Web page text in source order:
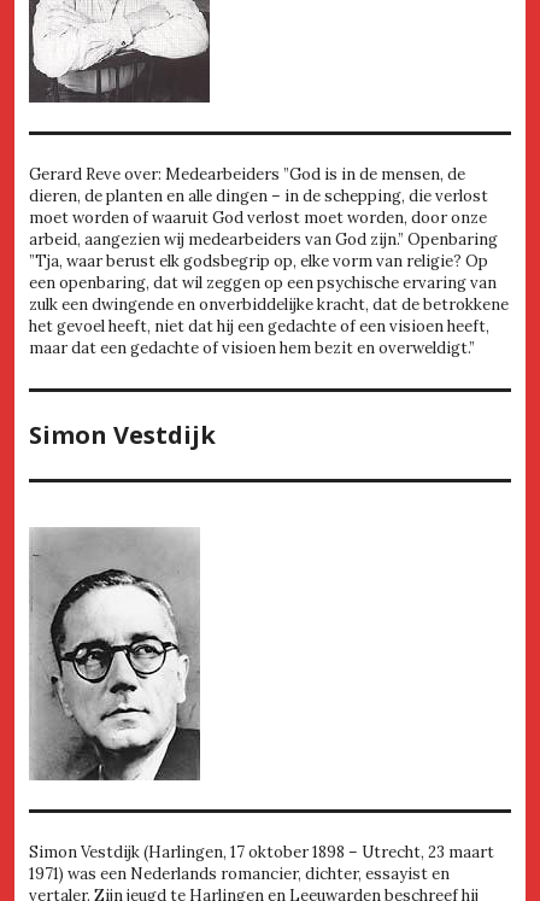
Gerard Reve over: Medearbeiders ”God is in de mensen, de
dieren, de planten en alle dingen – in de schepping, die verlost
moet worden of waaruit God verlost moet worden, door onze
arbeid, aangezien wij medearbeiders van God zijn.” Openbaring
”Tja, waar berust elk godsbegrip op, elke vorm van religie? Op
een openbaring, dat wil zeggen op een psychische ervaring van
zulk een dwingende en onverbiddelijke kracht, dat de betrokkene
het gevoel heeft, niet dat hij een gedachte of een visioen heeft,
maar dat een gedachte of visioen hem bezit en overweldigt.”
Simon Vestdijk
Simon Vestdijk (Harlingen, 17 oktober 1898 – Utrecht, 23 maart
1971) was een Nederlands romancier, dichter, essayist en
vertaler. Zijn jeugd te Harlingen en Leeuwarden beschreef hij